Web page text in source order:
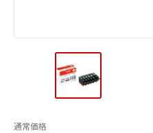
通常価格